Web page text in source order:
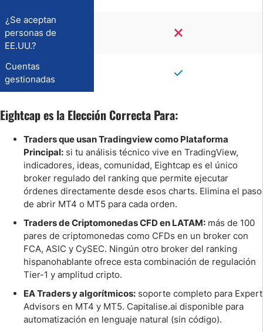
¿Se aceptan
personas de
EE.UU.?
Cuentas
gestionadas
Eightcap es la Elección Correcta Para:
Traders que usan Tradingview como Plataforma
Principal: si tu análisis técnico vive en TradingView,
indicadores, ideas, comunidad, Eightcap es el único
broker regulado del ranking que permite ejecutar
órdenes directamente desde esos charts. Elimina el paso
de abrir MT4 o MT5 para cada orden.
Traders de Criptomonedas CFD en LATAM: más de 100
pares de criptomonedas como CFDs en un broker con
FCA, ASIC y CySEC. Ningún otro broker del ranking
hispanohablante ofrece esta combinación de regulación
Tier-1 y amplitud cripto.
EA Traders y algorítmicos: soporte completo para Expert
Advisors en MT4 y MT5. Capitalise.ai disponible para
automatización en lenguaje natural (sin código).